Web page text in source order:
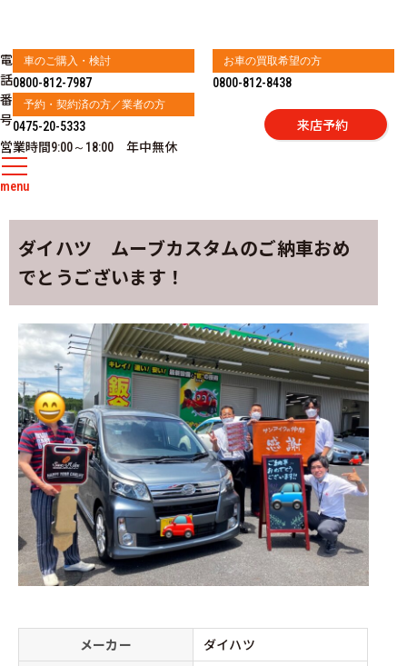
電
話
番
号
車のご購入・検討
0800-812-7987
お車の買取希望の方
0800-812-8438
予約・契約済の方／業者の方
0475-20-5333
営業時間9:00～18:00 年中無休
来店予約
menu
ダイハツ ムーブカスタムのご納車おめ
でとうございます！
メーカー
ダイハツ